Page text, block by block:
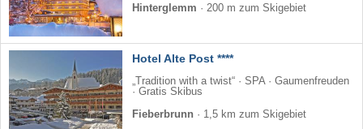
Hinterglemm · 200 m zum Skigebiet
Hotel Alte Post ****
„Tradition with a twist“ · SPA · Gaumenfreuden
· Gratis Skibus
Fieberbrunn · 1,5 km zum Skigebiet